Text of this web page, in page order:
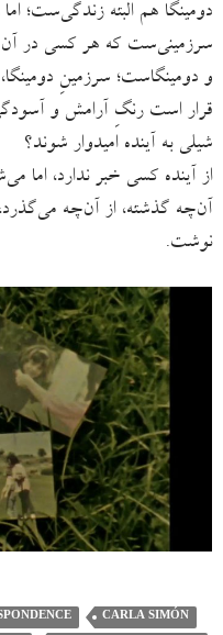
دومینگا هم البته زندگی‌ست؛
سرزمینی‌ست که هر کسی در آن
و دومینگاست؛ سرزمینِ
قرار است رنگِ آرامش و
شیلی به آینده امیدوار شوند؟
از آینده کسی خبر ندارد،
آن‌چه گذشته، از آن‌چه می‌گذرد،
نوشت.
CARLA SIMÓN